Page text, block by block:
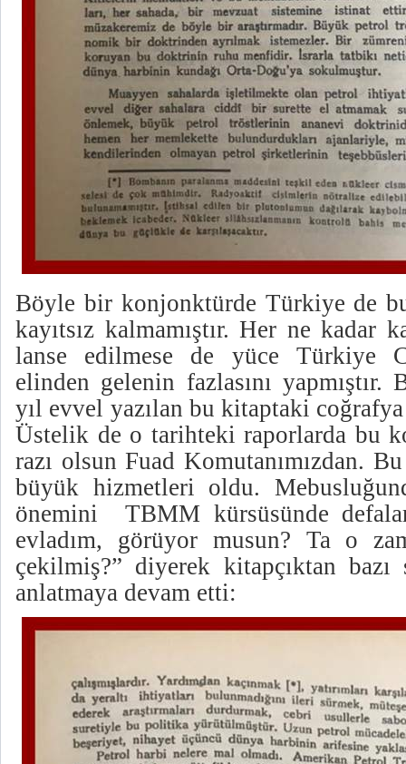
Böyle bir konjonktürde Türkiye de
kayıtsız kalmamıştır. Her ne kadar
lanse edilmese de yüce Türkiye
elinden gelenin fazlasını yapmıştır.
yıl evvel yazılan bu kitaptaki
Üstelik de o tarihteki raporlarda bu
razı olsun Fuad Komutanımızdan.
büyük hizmetleri oldu.
önemini
TBMM kürsüsünde
evladım, görüyor musun? Ta o
çekilmiş?” diyerek kitapçıktan bazı
anlatmaya devam etti: